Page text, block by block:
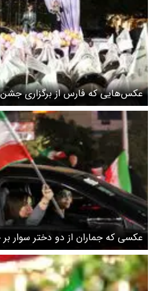
عکس‌هایی که فارس از برگزاری
دبستانی در تجمعات شبانه خیابانی
عکسی که جماران از دو دختر سوار
تهران منتشر کرد